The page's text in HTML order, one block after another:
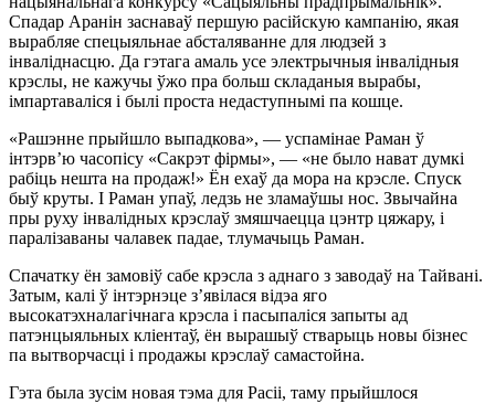
Спадар Аранін заснаваў першую расійскую кампанію, якая
вырабляе спецыяльнае абсталяванне для людзей з
інваліднасцю. Да гэтага амаль усе электрычныя інвалідныя
крэслы, не кажучы ўжо пра больш складаныя вырабы,
імпартаваліся і былі проста недаступнымі па кошце.
«Рашэнне прыйшло выпадкова», — успамінае Раман ў
інтэрв’ю часопісу «Сакрэт фірмы», — «не было нават думкі
рабіць нешта на продаж!» Ён ехаў да мора на крэсле. Спуск
быў круты. І Раман упаў, ледзь не зламаўшы нос. Звычайна
пры руху інвалідных крэслаў змяшчаецца цэнтр цяжару, і
паралізаваны чалавек падае, тлумачыць Раман.
Спачатку ён замовіў сабе крэсла з аднаго з заводаў на Тайвані.
Затым, калі ў інтэрнэце з’явілася відэа яго
высокатэхналагічнага крэсла і пасыпаліся запыты ад
патэнцыяльных кліентаў, ён вырашыў стварыць новы бізнес
па вытворчасці і продажы крэслаў самастойна.
Гэта была зусім новая тэма для Расіі, таму прыйшлося